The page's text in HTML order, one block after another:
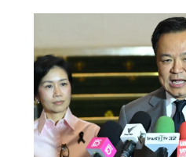
อนุทินหยุดบริหารบ้านเมืองแบบ
ที่ผันผวน เข้าข่ายสมรู้ร่วมคิดร่ว
เปรียบผู้บริโภค ใช่หรือไม่ ?